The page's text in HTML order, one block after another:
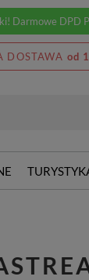
Darmowe DPD
DOSTAWA od